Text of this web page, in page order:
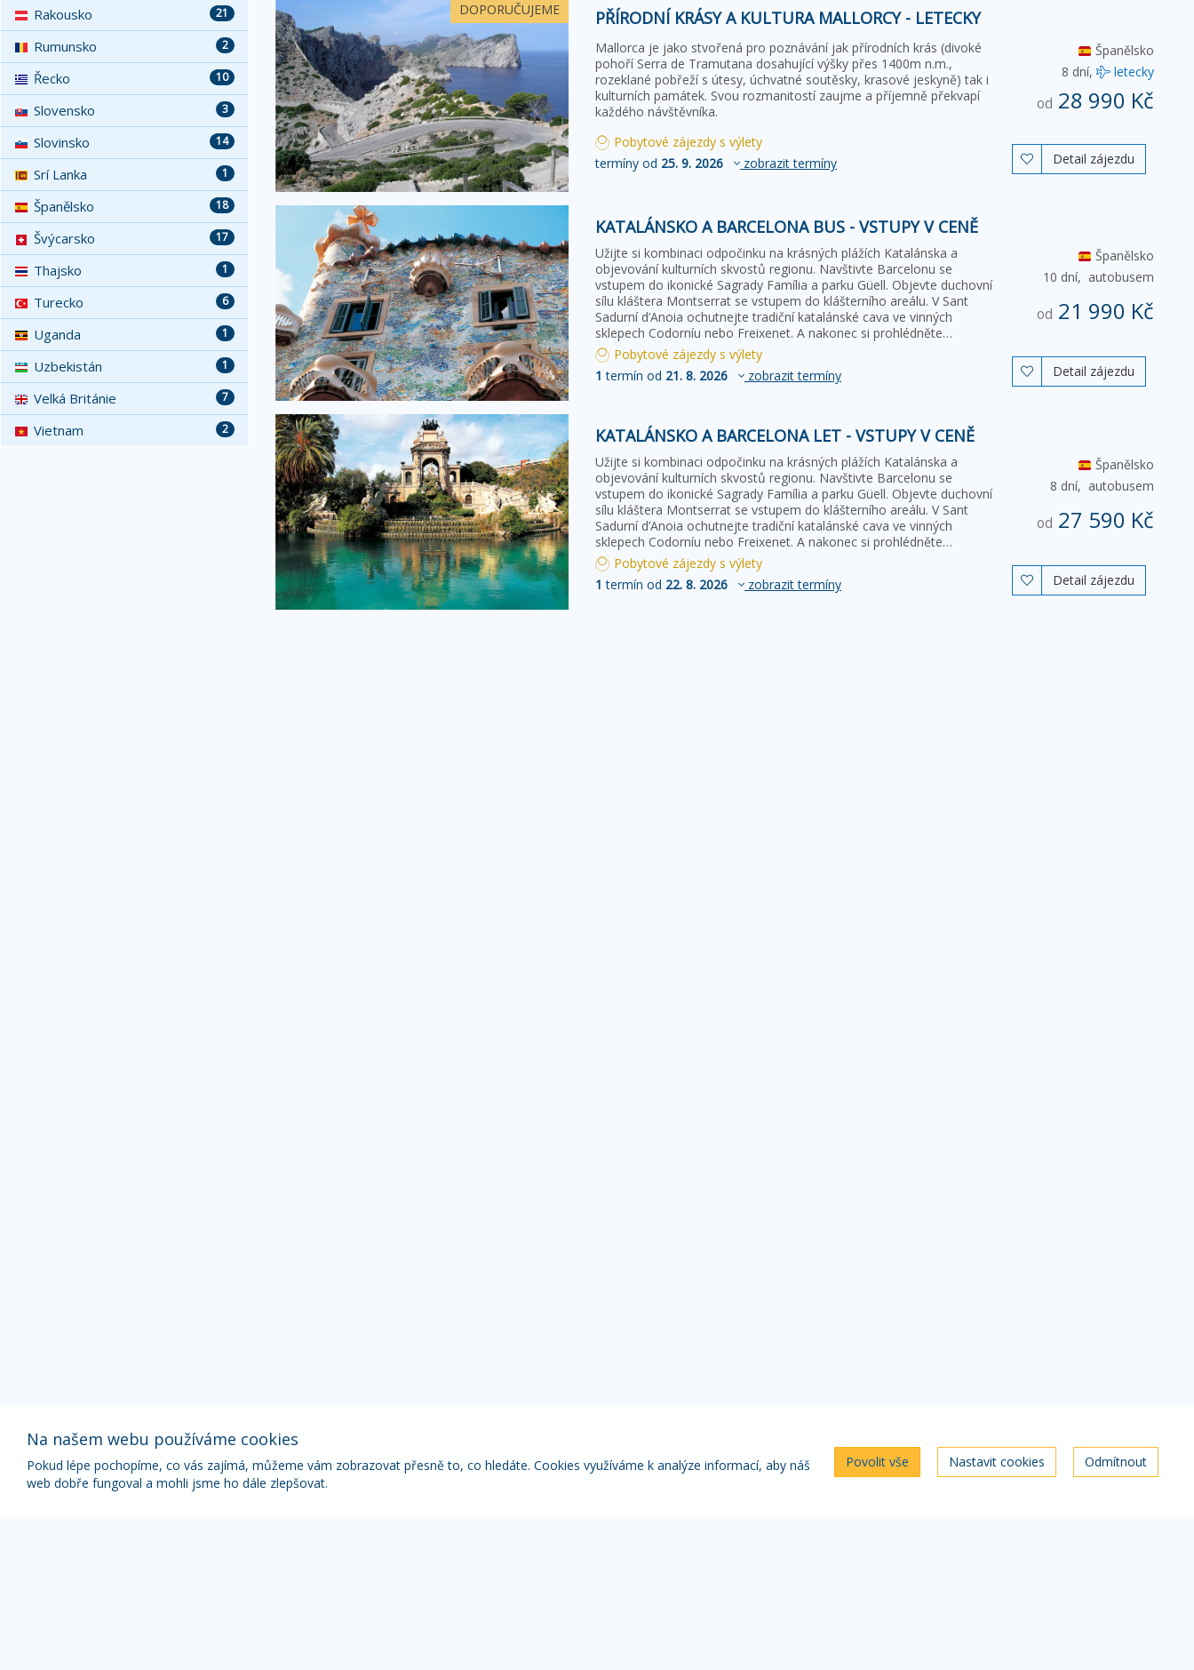
DOPORUČUJEME PŘÍRODNÍ KRÁSY A KULTURA MALLORCY - LETECKY
Mallorca je jako stvořená pro poznávání jak přírodních krás (divoké
pohoří Serra de Tramutana dosahující výšky přes 1400m n.m.,
rozeklané pobřeží s útesy, úchvatné soutěsky, krasové jeskyně) tak i
kulturních památek. Svou rozmanitostí zaujme a příjemně překvapí
každého návštěvníka.
Španělsko
8 dní,
letecky
od 28 990 Kč
Pobytové zájezdy s výlety
termíny od 25. 9. 2026 zobrazit termíny  Detail zájezdu
KATALÁNSKO A BARCELONA BUS - VSTUPY V CENĚ
Užijte si kombinaci odpočinku na krásných plážích Katalánska a
objevování kulturních skvostů regionu. Navštivte Barcelonu se
vstupem do ikonické Sagrady Família a parku Güell. Objevte duchovní
sílu kláštera Montserrat se vstupem do klášterního areálu. V Sant
Sadurní d’Anoia ochutnejte tradiční katalánské cava ve vinných
sklepech Codorníu nebo Freixenet. A nakonec si prohlédněte…
Španělsko
10 dní, autobusem
od 21 990 Kč
Pobytové zájezdy s výlety
1 termín od 21. 8. 2026 zobrazit termíny  Detail zájezdu
KATALÁNSKO A BARCELONA LET - VSTUPY V CENĚ
Užijte si kombinaci odpočinku na krásných plážích Katalánska a
objevování kulturních skvostů regionu. Navštivte Barcelonu se
vstupem do ikonické Sagrady Família a parku Güell. Objevte duchovní
sílu kláštera Montserrat se vstupem do klášterního areálu. V Sant
Sadurní d’Anoia ochutnejte tradiční katalánské cava ve vinných
sklepech Codorníu nebo Freixenet. A nakonec si prohlédněte…
Španělsko
8 dní, autobusem
od 27 590 Kč
Pobytové zájezdy s výlety
1 termín od 22. 8. 2026 zobrazit termíny  Detail zájezdu
21
Rakousko
2
Rumunsko
10
Řecko
3
Slovensko
14
Slovinsko
1
Srí Lanka
18
Španělsko
17
Švýcarsko
1
Thajsko
6
Turecko
1
Uganda
1
Uzbekistán
7
Velká Británie
2
Vietnam
Na našem webu používáme cookies
Pokud lépe pochopíme, co vás zajímá, můžeme vám zobrazovat přesně to, co hledáte. Cookies využíváme k analýze informací, aby náš
web dobře fungoval a mohli jsme ho dále zlepšovat.
Povolit vše Nastavit cookies Odmítnout